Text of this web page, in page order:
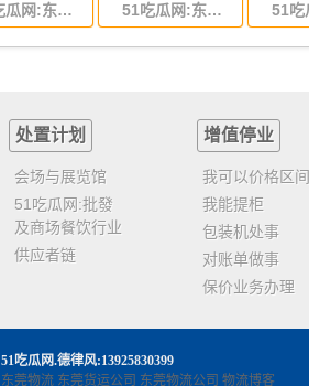
51吃瓜网:东莞到江西省物流专线,东莞到江西省物流公司 51吃瓜网:东莞到安徽省物流专线,东莞到安徽省物流公司
处置计划
会场与展览馆
51吃瓜网:批發
及商场餐饮行业
供应者链
增值停业
我可以价格区间
我能提柜
包装机处事
对账单做事
保价业务办理
51吃瓜网.德律风:13925830399
东莞物流 东莞货运公司 东莞物流公司 物流博客